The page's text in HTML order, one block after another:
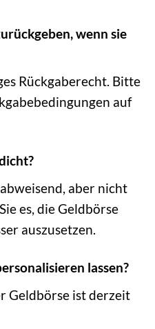
wenn sie
Rückgaberecht. Bitte
auf
aber nicht
es, die Geldbörse
auszusetzen.
lassen?
Geldbörse ist derzeit